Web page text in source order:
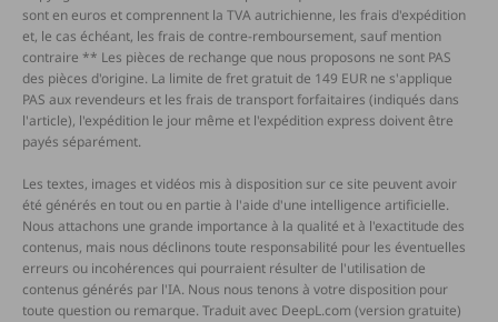
sont en euros et comprennent la TVA autrichienne, les frais d'expédition
et, le cas échéant, les frais de contre-remboursement, sauf mention
contraire ** Les pièces de rechange que nous proposons ne sont PAS
des pièces d'origine. La limite de fret gratuit de 149 EUR ne s'applique
PAS aux revendeurs et les frais de transport forfaitaires (indiqués dans
l'article), l'expédition le jour même et l'expédition express doivent être
payés séparément.
Les textes, images et vidéos mis à disposition sur ce site peuvent avoir
été générés en tout ou en partie à l'aide d'une intelligence artificielle.
Nous attachons une grande importance à la qualité et à l'exactitude des
contenus, mais nous déclinons toute responsabilité pour les éventuelles
erreurs ou incohérences qui pourraient résulter de l'utilisation de
contenus générés par l'IA. Nous nous tenons à votre disposition pour
toute question ou remarque. Traduit avec DeepL.com (version gratuite)